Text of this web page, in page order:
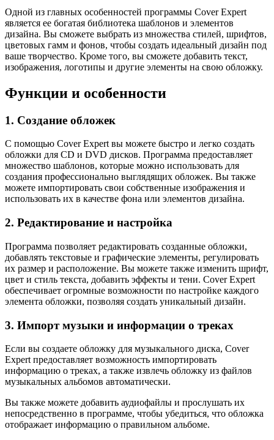
Одной из главных особенностей программы Cover Expert
является ее богатая библиотека шаблонов и элементов
дизайна. Вы сможете выбрать из множества стилей, шрифтов,
цветовых гамм и фонов, чтобы создать идеальный дизайн под
ваше творчество. Кроме того, вы сможете добавить текст,
изображения, логотипы и другие элементы на свою обложку.
Функции и особенности
1. Создание обложек
С помощью Cover Expert вы можете быстро и легко создать
обложки для CD и DVD дисков. Программа предоставляет
множество шаблонов, которые можно использовать для
создания профессионально выглядящих обложек. Вы также
можете импортировать свои собственные изображения и
использовать их в качестве фона или элементов дизайна.
2. Редактирование и настройка
Программа позволяет редактировать созданные обложки,
добавлять текстовые и графические элементы, регулировать
их размер и расположение. Вы можете также изменить шрифт,
цвет и стиль текста, добавить эффекты и тени. Cover Expert
обеспечивает огромные возможности по настройке каждого
элемента обложки, позволяя создать уникальный дизайн.
3. Импорт музыки и информации о треках
Если вы создаете обложку для музыкального диска, Cover
Expert предоставляет возможность импортировать
информацию о треках, а также извлечь обложку из файлов
музыкальных альбомов автоматически.
Вы также можете добавить аудиофайлы и прослушать их
непосредственно в программе, чтобы убедиться, что обложка
отображает информацию о правильном альбоме.